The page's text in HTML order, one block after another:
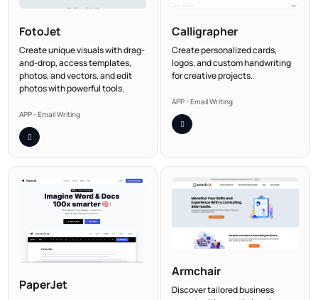
FotoJet
Create unique visuals with drag-
and-drop, access templates,
photos, and vectors, and edit
photos with powerful tools.
APP - Email Writing
Calligrapher
Create personalized cards,
logos, and custom handwriting
for creative projects.
APP - Email Writing
PaperJet
Armchair
Discover tailored business